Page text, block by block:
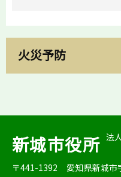
火災予防
新城市役所 法
〒441-1392 愛知県新城市